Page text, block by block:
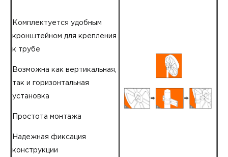
Комплектуется удобным
кронштейном для крепления
к трубе
Возможна как вертикальная,
так и горизонтальная
установка
Простота монтажа
Надежная фиксация
конструкции